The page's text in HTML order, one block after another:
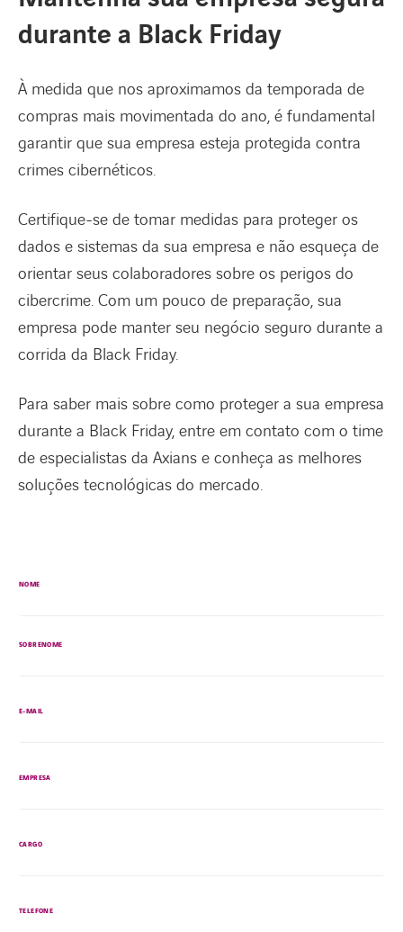
durante a Black Friday
À medida que nos aproximamos da temporada de
compras mais movimentada do ano, é fundamental
garantir que sua empresa esteja protegida contra
crimes cibernéticos.
Certifique-se de tomar medidas para proteger os
dados e sistemas da sua empresa e não esqueça de
orientar seus colaboradores sobre os perigos do
cibercrime. Com um pouco de preparação, sua
empresa pode manter seu negócio seguro durante a
corrida da Black Friday.
Para saber mais sobre como proteger a sua empresa
durante a Black Friday, entre em contato com o time
de especialistas da Axians e conheça as melhores
soluções tecnológicas do mercado.
NOME
SOBRENOME
E-MAIL
EMPRESA
CARGO
TELEFONE